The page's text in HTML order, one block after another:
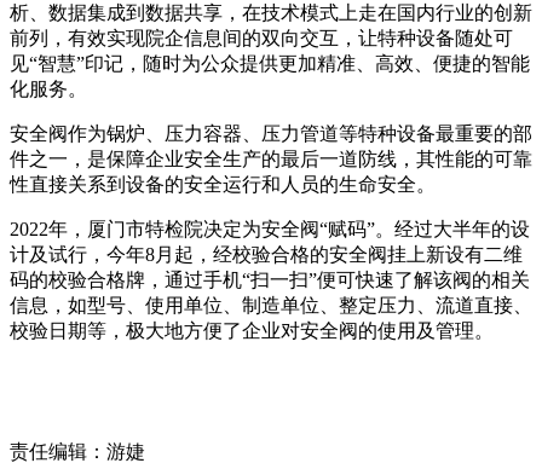
析、数据集成到数据共享，在技术模式上走在国内行业的创新
前列，有效实现院企信息间的双向交互，让特种设备随处可
见“智慧”印记，随时为公众提供更加精准、高效、便捷的智能
化服务。
安全阀作为锅炉、压力容器、压力管道等特种设备最重要的部
件之一，是保障企业安全生产的最后一道防线，其性能的可靠
性直接关系到设备的安全运行和人员的生命安全。
2022年，厦门市特检院决定为安全阀“赋码”。经过大半年的设
计及试行，今年8月起，经校验合格的安全阀挂上新设有二维
码的校验合格牌，通过手机“扫一扫”便可快速了解该阀的相关
信息，如型号、使用单位、制造单位、整定压力、流道直接、
校验日期等，极大地方便了企业对安全阀的使用及管理。
责任编辑：游婕